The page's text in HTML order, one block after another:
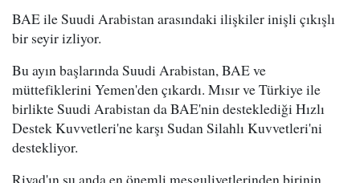
BAE ile Suudi Arabistan arasındaki ilişkiler inişli çıkışlı
bir seyir izliyor.
Bu ayın başlarında Suudi Arabistan, BAE ve
müttefiklerini Yemen'den çıkardı. Mısır ve Türkiye ile
birlikte Suudi Arabistan da BAE'nin desteklediği Hızlı
Destek Kuvvetleri'ne karşı Sudan Silahlı Kuvvetleri'ni
destekliyor.
Riyad'ın şu anda en önemli meşguliyetlerinden birinin